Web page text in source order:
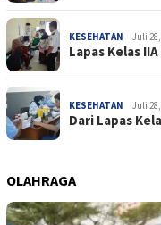
KESEHATAN Juli
Lapas Kelas
KESEHATAN Juli
Dari Lapas
OLAHRAGA